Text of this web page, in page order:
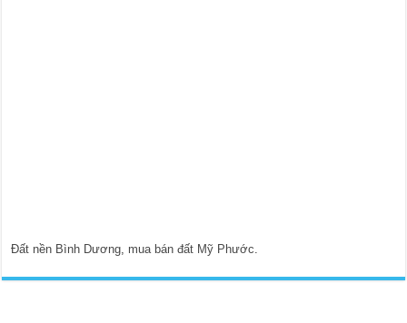
Đất nền Bình Dương mua bán đất Mỹ Phước